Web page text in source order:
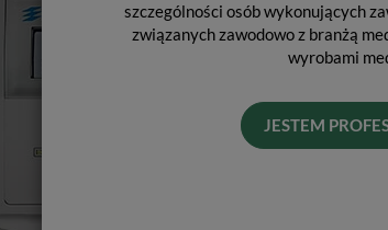
szczególności osób wykonujących
związanych zawodowo z branżą
wyrobami
JESTEM